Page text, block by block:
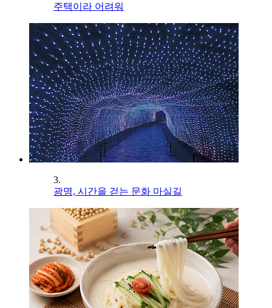
주택이라 어려워
3.
광명, 시간을 걷는 문화 마실길